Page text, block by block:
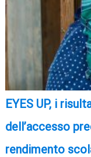
EYES UP, i
dell’accesso
rendimento